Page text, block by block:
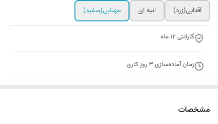
آفتابی(زرد)
انبه ای مهتابی(سفید)
گارانتی ۱۲ ماه
زمان آماده‌سازی 3 روز کاری
مشخصات